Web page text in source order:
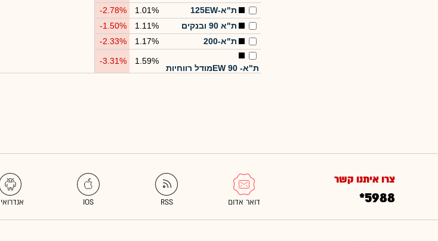
ת"א-125EW
1.01%
-2.78%
ת"א 90 ובנקים
1.11%
-1.50%
ת"א-200
1.17%
-2.33%
ת"א- EW 90מודל רווחיות
1.59%
-3.31%
צרו איתנו קשר
*5988